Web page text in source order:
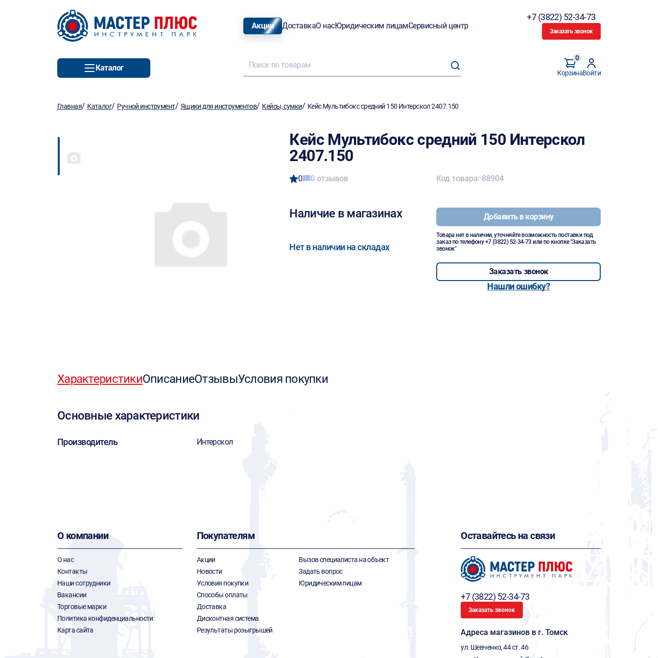
Акции ДоставкаО насЮридическим лицамСервисный центр
+7 (3822) 52-34-73
Заказать звонок
Каталог
Корзина
0
Войти
Главная/ Каталог/ Ручной инструмент/ Ящики для инструментов/ Кейсы, сумки/ Кейс Мультибокс средний 150 Интерскол 2407.150
Кейс Мультибокс средний 150 Интерскол
2407.150
0 0 отзывов
Наличие в магазинах
Нет в наличии на складах
Код товара: 88904
Добавить в корзину
Товара нет в наличии, уточняйте возможность поставки под
заказ по телефону+7 (3822) 52-34-73 или по кнопке "Заказать
звонок"
Заказать звонок
Нашли ошибку?
ХарактеристикиОписаниеОтзывыУсловия покупки
Основные характеристики
Производитель Интерскол
О компании
О нас
Контакты
Наши сотрудники
Вакансии
Торговые марки
Политика конфиденциальности
Карта сайта
Покупателям
Акции
Новости
Условия покупки
Способы оплаты
Доставка
Дисконтная система
Результаты розыгрышей
Вызов специалиста на объект
Задать вопрос
Юридическим лицам
Оставайтесь на связи
+7 (3822) 52-34-73
Заказать звонок
Адреса магазинов в г. Томск
ул. Шевченко, 44 ст. 46